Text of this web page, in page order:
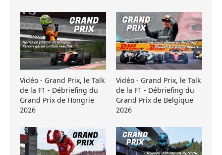
Vidéo - Grand Prix, le Talk
de la F1 - Débriefing du
Grand Prix de Hongrie
2026
Vidéo - Grand Prix, le Talk
de la F1 - Débriefing du
Grand Prix de Belgique
2026